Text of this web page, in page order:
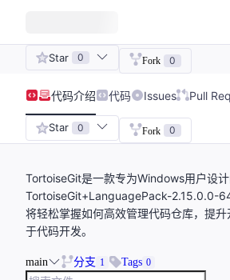
Star 0 Fork 0
代码介绍 代码 Issues Pull
Star 0 Fork 0
TortoiseGit是一款专为Windows用户设
TortoiseGit+LanguagePack-2.15.0.0-
将轻松掌握如何高效管理代码仓库，提
于代码开发。
main 分支 1 Tags 0